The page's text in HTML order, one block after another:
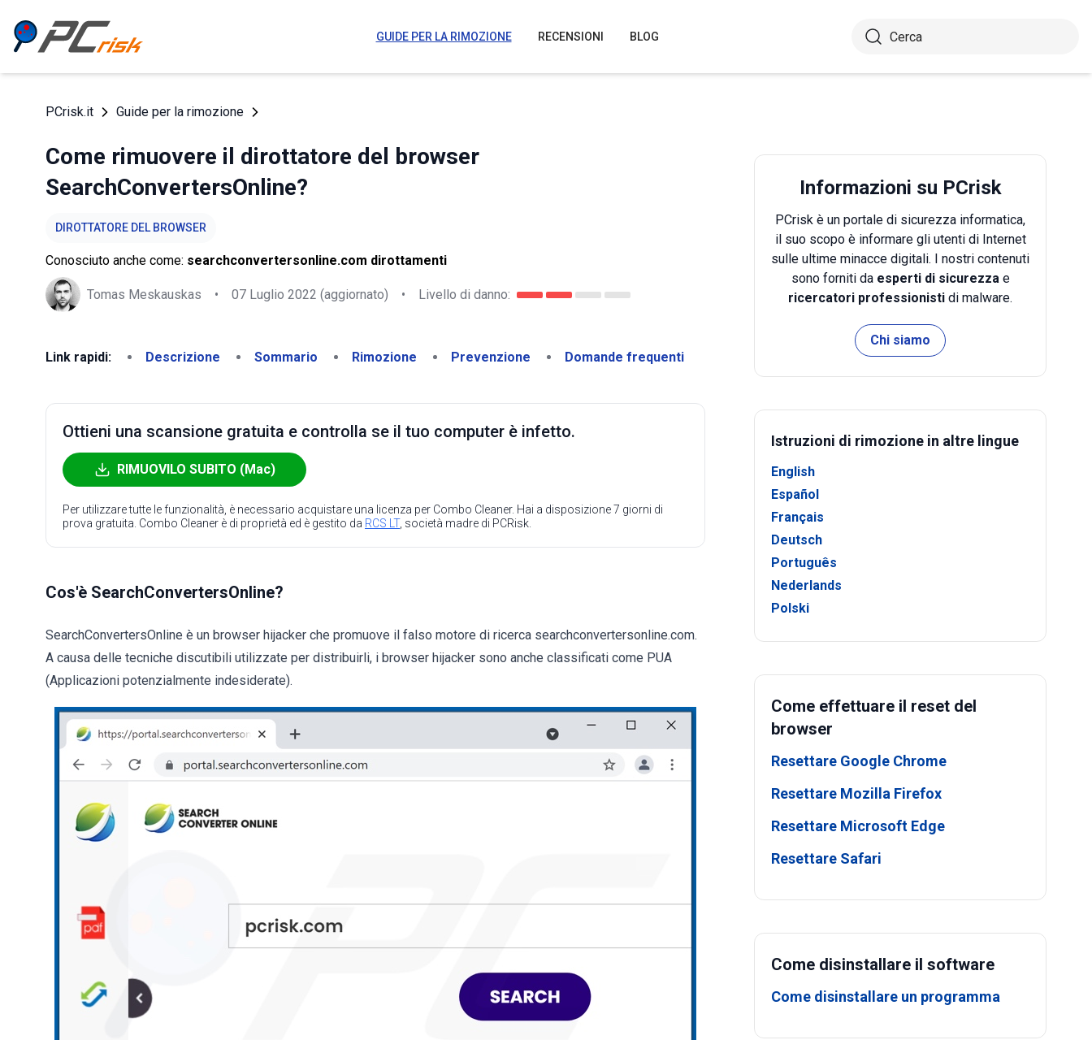
GUIDE PER LA RIMOZIONE RECENSIONI BLOG
PCrisk.it Guide per la rimozione
Come rimuovere il dirottatore del browser
SearchConvertersOnline?
DIROTTATORE DEL BROWSER
Conosciuto anche come: searchconvertersonline.com dirottamenti
Tomas Meskauskas • 07 Luglio 2022 (aggiornato) • Livello di danno:
Link rapidi: Descrizione Sommario Rimozione Prevenzione Domande frequenti
Ottieni una scansione gratuita e controlla se il tuo computer è infetto.
RIMUOVILO SUBITO (Mac)
Per utilizzare tutte le funzionalità, è necessario acquistare una licenza per Combo Cleaner. Hai a disposizione 7 giorni di
prova gratuita. Combo Cleaner è di proprietà ed è gestito da RCS LT, società madre di PCRisk.
Cos'è SearchConvertersOnline?
SearchConvertersOnline è un browser hijacker che promuove il falso motore di ricerca searchconvertersonline.com.
A causa delle tecniche discutibili utilizzate per distribuirli, i browser hijacker sono anche classificati come PUA
(Applicazioni potenzialmente indesiderate).
Informazioni su PCrisk
PCrisk è un portale di sicurezza informatica,
il suo scopo è informare gli utenti di Internet
sulle ultime minacce digitali. I nostri contenuti
sono forniti da esperti di sicurezzae
ricercatori professionisti di malware.
Chi siamo
Istruzioni di rimozione in altre lingue
English
Español
Français
Deutsch
Português
Nederlands
Polski
Come effettuare il reset del
browser
Resettare Google Chrome
Resettare Mozilla Firefox
Resettare Microsoft Edge
Resettare Safari
Come disinstallare il software
Come disinstallare un programma